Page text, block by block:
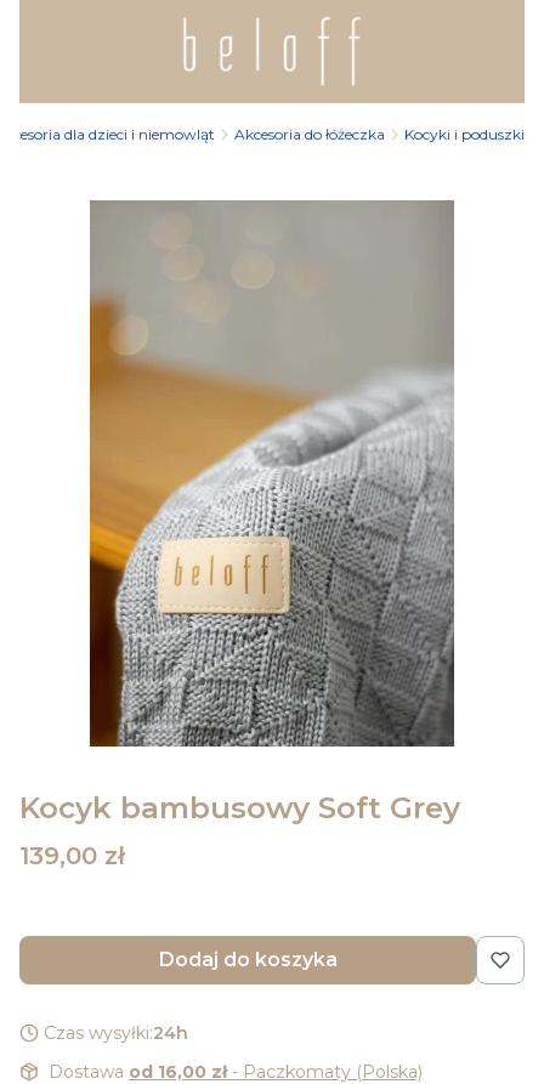
dla dzieci i niemowląt Akcesoria do łóżeczka Kocyki i poduszki
Kocyk bambusowy Soft Grey
Cena
139,00 zł
Dodaj do koszyka
Czas wysyłki:24h
Dostawa od 16,00 zł - Paczkomaty (Polska)